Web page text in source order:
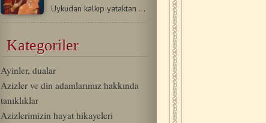
Uykudan kalkıp yataktan çıkınca adanmışlıkla ve Tanrı…
Kategoriler
Ayinler, dualar
Azizler ve din adamlarımız hakkında
tanıklıklar
Azizlerimizin hayat hikayeleri